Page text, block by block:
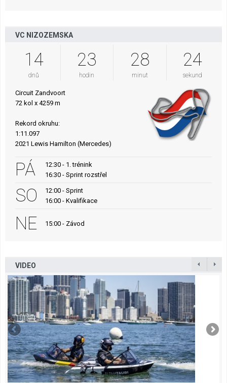
VC NIZOZEMSKA
14
dnů
23
hodin
28
minut
23
sekund
Circuit Zandvoort
72 kol x 4259 m
Rekord okruhu:
1:11.097
2021 Lewis Hamilton (Mercedes)
PÁ
12:30 - 1. trénink
16:30 - Sprint rozstřel
SO
12:00 - Sprint
16:00 - Kvalifikace
NE 15:00 - Závod
VIDEO